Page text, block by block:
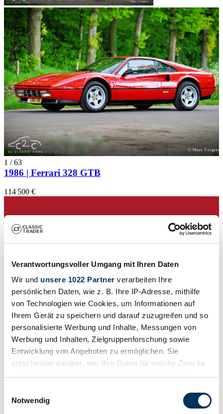
Verantwortungsvoller Umgang mit Ihren Daten
Wir und unsere 1022 Partner verarbeiten Ihre
persönlichen Daten, wie z. B. Ihre IP-Adresse, mithilfe
von Technologien wie Cookies, um Informationen auf
Ihrem Gerät zu speichern und darauf zuzugreifen und so
personalisierte Werbung und Inhalte, Messungen von
Werbung und Inhalten, Zielgruppenforschung sowie
Entwicklung von Angeboten zu ermöglichen. Sie
entscheiden darüber, wer Ihre Daten für welche Zwecke
Trigger Symbol ändern oder widerrufen
Notwendig
1 /63
1986 | Ferrari 328 GTB
114 500 €
Concessionnaires
86 413 km